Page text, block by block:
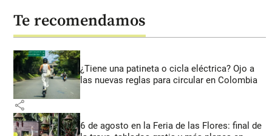
Te recomendamos
¿Tiene una patineta o cicla eléctrica? Ojo a
las nuevas reglas para circular en Colombia
share
6 de agosto en la Feria de las Flores: final de